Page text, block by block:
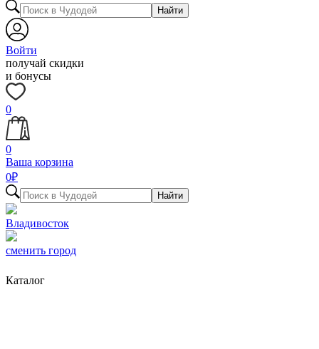
Найти
Войти
получай скидки
и бонусы
0
0
Ваша корзина
0₽
Найти
Владивосток
сменить город
Каталог